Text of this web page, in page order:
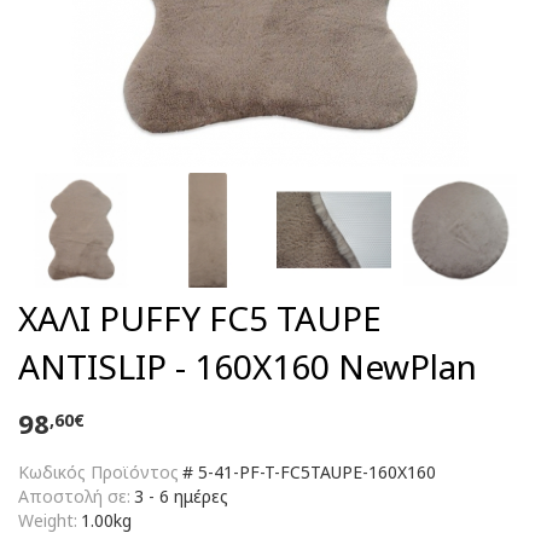
ΧΑΛΙ PUFFY FC5 TAUPE
ANTISLIP - 160X160 NewPlan
Κωδικός Προϊόντος # 5-41-PF-T-FC5TAUPE-160X160
Αποστολή σε: 3 - 6 ημέρες
Weight: 1.00kg
98,60€